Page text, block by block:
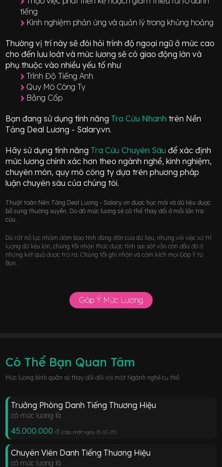
tiếng
Kinh nghiệm phản ứng và quản lý trong khủng hoảng
Thường vị trí này sẽ đòi hỏi trình độ ngoại ngữ ở mứccao
cho đến lưu loát và mức lương sẽ có giao độnglớn và
phụ thuộc vào nhiều yếu tố như
Trình Độ Tiếng Anh
Quy Mô Công Ty
Bằng Cấp
Bạn đang sử dụng tính năng Tra Cứu Nhanh trên Nền
Tảng Deal Lương - Salary.vn.
Hãy sử dụng tính năng Tra Cứu Chuyên Sâuđể xác định
mức lương chính xác hơn theo ngành nghề, kinh nghiệm,
chuyên môn, quy mô công ty dựa trên phương pháp
luận chuyên sâu của chúng tôi.
Thuật toán Nền Tảng Deal Lương - Salary.vn được học mới và dữ liệu được
bổ sung thường xuyên. Do đó mức lương sẽ có thể thay đổi ở mỗi lần tra
cứu.
Dù rất nổ lực nhằm đảm bảo tính đúng đắn của dữ liệu, nhưng với việc xử trí
lượng dữ liệu lớn, chúng tôi nhận thức được tính sai sót vẫn còn đâu đó ở
những kết quả được trả ra. Chúng tôi ghi nhận và cảm kích mọi Góp Ý từ
Bạn.
Góp Ý Mức Lương
Có Thể Bạn Quan Tâm
Mức lương bình quân sẽ thay đổi đối với một Ngành nghề cụ thể.
Trưởng Phòng Danh Tiếng Thương Hiệu
có mức lương là
45.000.000 đ (cập nhật ngày 15-10-23)
Chuyên Viên Danh Tiếng Thương Hiệu
có mức lương là